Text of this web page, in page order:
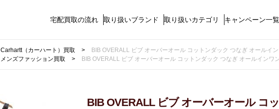
宅配買取の流れ 取り扱いブランド 取り扱いカテゴリ キャンペーン一覧
Carhartt（カーハート）買取
BIB OVERALL ビブ オーバーオール コットンダック つなぎ オールイ
メンズファッション買取 BIB OVERALL ビブ オーバーオール コットンダック つなぎ オールイン
BIB OVERALL ビブ オーバーオール コ